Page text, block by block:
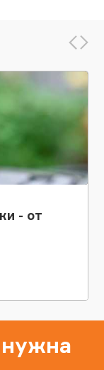
- от